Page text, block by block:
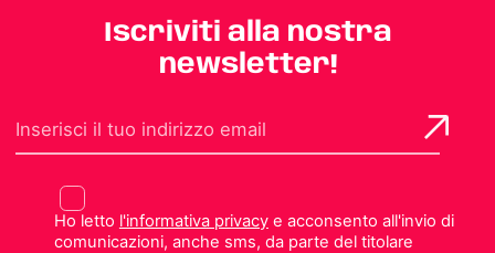
Iscriviti alla nostra
newsletter!
Ho letto l'informativa privacye acconsento all'invio di
comunicazioni, anche sms, da parte del titolare